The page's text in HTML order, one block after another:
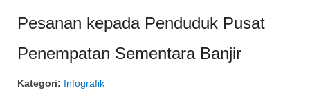
Pesanan kepada Penduduk Pusat
Penempatan Sementara Banjir
Kategori: Infografik